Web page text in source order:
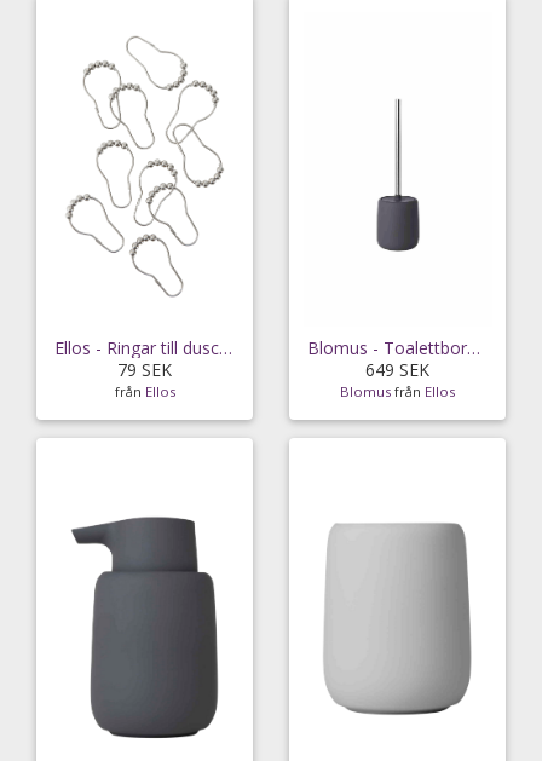
Ellos - Ringar till duschstång 10-pack - Silver
79 SEK
från Ellos
Blomus - Toalettborste Sono 39 cm - Grå
649 SEK
Blomus från Ellos